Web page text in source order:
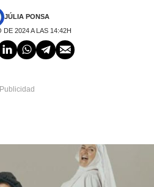
JÚLIA PONSA
DE 2024 A LAS 14:42H